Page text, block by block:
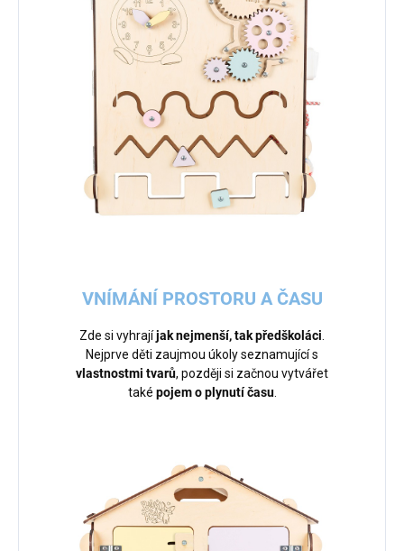
VNÍMÁNÍ PROSTORU A ČASU
Zde si vyhrajíjak nejmenší, tak předškoláci.
Nejprve děti zaujmou úkoly seznamující s
vlastnostmi tvarů, později si začnou vytvářet
také pojem o plynutí času.